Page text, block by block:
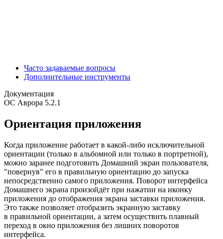
Часто задаваемые вопросы
Дополнительные инструменты
Документация
ОС Аврора 5.2.1
Ориентация приложения
Когда приложение работает в какой-либо исключительной
ориентации (только в альбомной или только в портретной),
можно заранее подготовить Домашний экран пользователя,
"повернув" его в правильную ориентацию до запуска
непосредственно самого приложения. Поворот интерфейса
Домашнего экрана произойдёт при нажатии на иконку
приложения до отображения экрана заставки приложения.
Это также позволяет отобразить экранную заставку
в правильной ориентации, а затем осуществить плавный
переход в окно приложения без лишних поворотов
интерфейса.